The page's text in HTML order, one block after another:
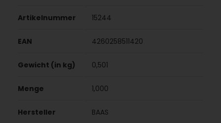
Artikelnummer 15244
EAN 4260258511420
Gewicht (in kg) 0,501
Menge 1,000
Hersteller BAAS